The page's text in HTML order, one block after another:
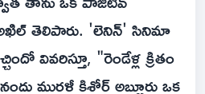
తెలిపారు. 'లెనిన్' సినిమా
వివరిస్తూ, "రెండేళ్ల క్రితం
మురళీ కిశోర్ అబ్బూరు ఒక